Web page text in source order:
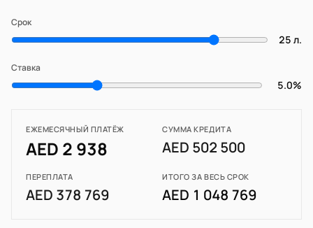
Срок
25 л.
Ставка
5.0%
ЕЖЕМЕСЯЧНЫЙ ПЛАТЁЖ
AED 2 938
СУММА КРЕДИТА
AED 502 500
ПЕРЕПЛАТА
AED 378 769
ИТОГО ЗА ВЕСЬ СРОК
AED 1 048 769